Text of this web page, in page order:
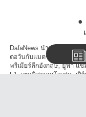
DafaNews นำเสนอข่าวเด่
ต่อวันกับแมตช์, สกอร์, ตาร
พรีเมียร์ลีกอังกฤษ, ยูฟ่า แช
F1, เทนนิสยูเอสโอเพ่น, เ